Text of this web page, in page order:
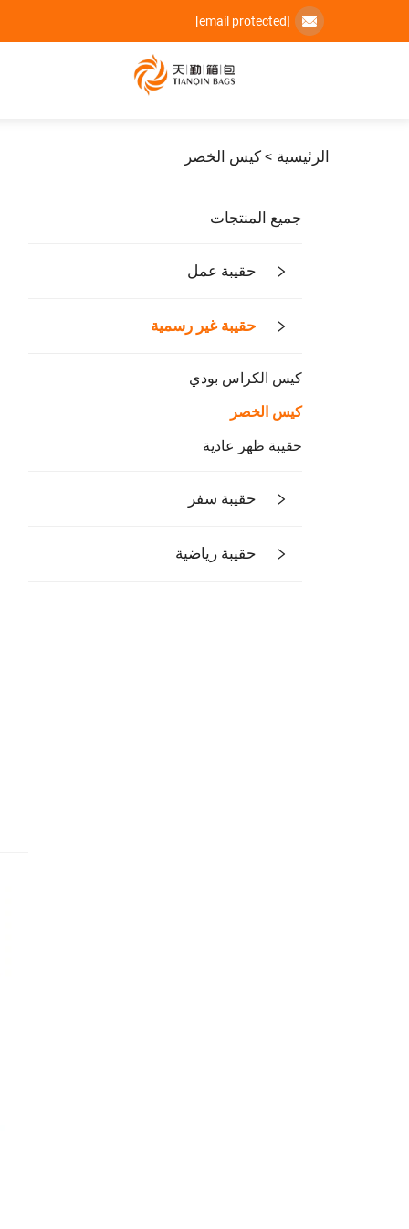
[email protected]
الرئيسية > كيس الخصر
جميع المنتجات
حقيبة عمل
حقيبة غير رسمية
كيس الكراس بودي
كيس الخصر
حقيبة ظهر عادية
حقيبة سفر
حقيبة رياضية